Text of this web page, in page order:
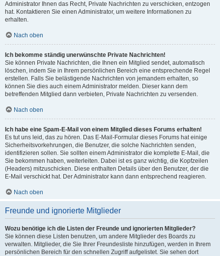
Administrator Ihnen das Recht, Private Nachrichten zu verschicken, entzogen
hat. Kontaktieren Sie einen Administrator, um weitere Informationen zu
erhalten.
Nach oben
Ich bekomme ständig unerwünschte Private Nachrichten!
Sie können Private Nachrichten, die Ihnen ein Mitglied sendet, automatisch
löschen, indem Sie in Ihrem persönlichen Bereich eine entsprechende Regel
erstellen. Falls Sie belästigende Nachrichten von jemandem erhalten, so
können Sie dies auch einem Administrator melden. Dieser kann dem
betreffenden Mitglied dann verbieten, Private Nachrichten zu versenden.
Nach oben
Ich habe eine Spam-E-Mail von einem Mitglied dieses Forums erhalten!
Es tut uns leid, das zu hören. Das E-Mail-Formular dieses Forums hat einige
Sicherheitsvorkehrungen, die Benutzer, die solche Nachrichten senden,
identifizieren sollen. Sie sollten einem Administrator die komplette E-Mail, die
Sie bekommen haben, weiterleiten. Dabei ist es ganz wichtig, die Kopfzeilen
(Headers) mitzuschicken. Diese enthalten Details über den Benutzer, der die
E-Mail verschickt hat. Der Administrator kann dann entsprechend reagieren.
Nach oben
Freunde und ignorierte Mitglieder
Wozu benötige ich die Listen der Freunde und ignorierten Mitglieder?
Sie können diese Listen benutzen, um andere Mitglieder des Boards zu
verwalten. Mitglieder, die Sie Ihrer Freundesliste hinzufügen, werden in Ihrem
persönlichen Bereich für den schnellen Zugriff aufgelistet. Sie sehen dort